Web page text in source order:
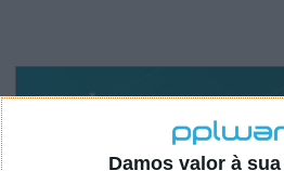
Damos valor à